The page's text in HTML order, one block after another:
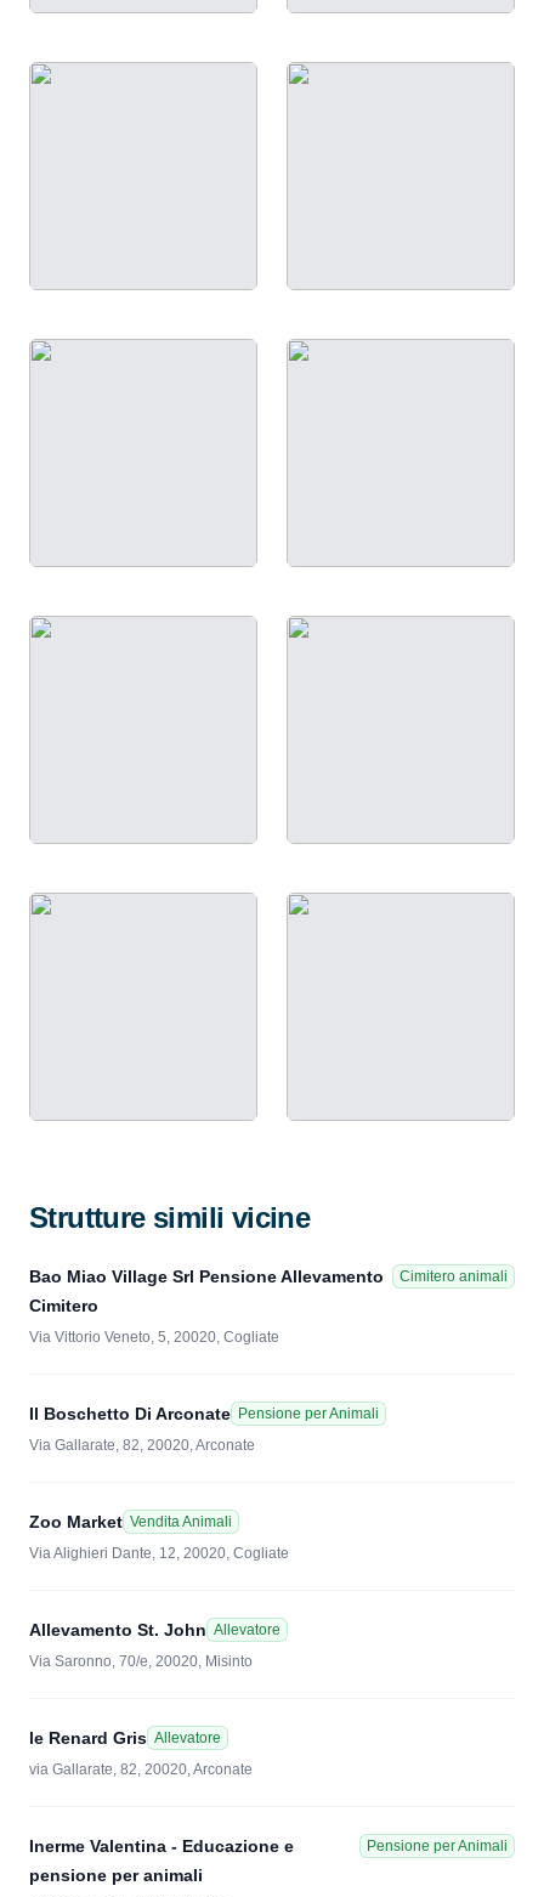
Strutture simili vicine
Bao Miao Village Srl Pensione Allevamento
Cimitero
Cimitero animali
Via Vittorio Veneto, 5, 20020, Cogliate
Il Boschetto Di Arconate Pensione per Animali
Via Gallarate, 82, 20020, Arconate
Zoo Market Vendita Animali
Via Alighieri Dante, 12, 20020, Cogliate
Allevamento St. John Allevatore
Via Saronno, 70/e, 20020, Misinto
le Renard Gris Allevatore
via Gallarate, 82, 20020, Arconate
Inerme Valentina - Educazione e
pensione per animali
Pensione per Animali